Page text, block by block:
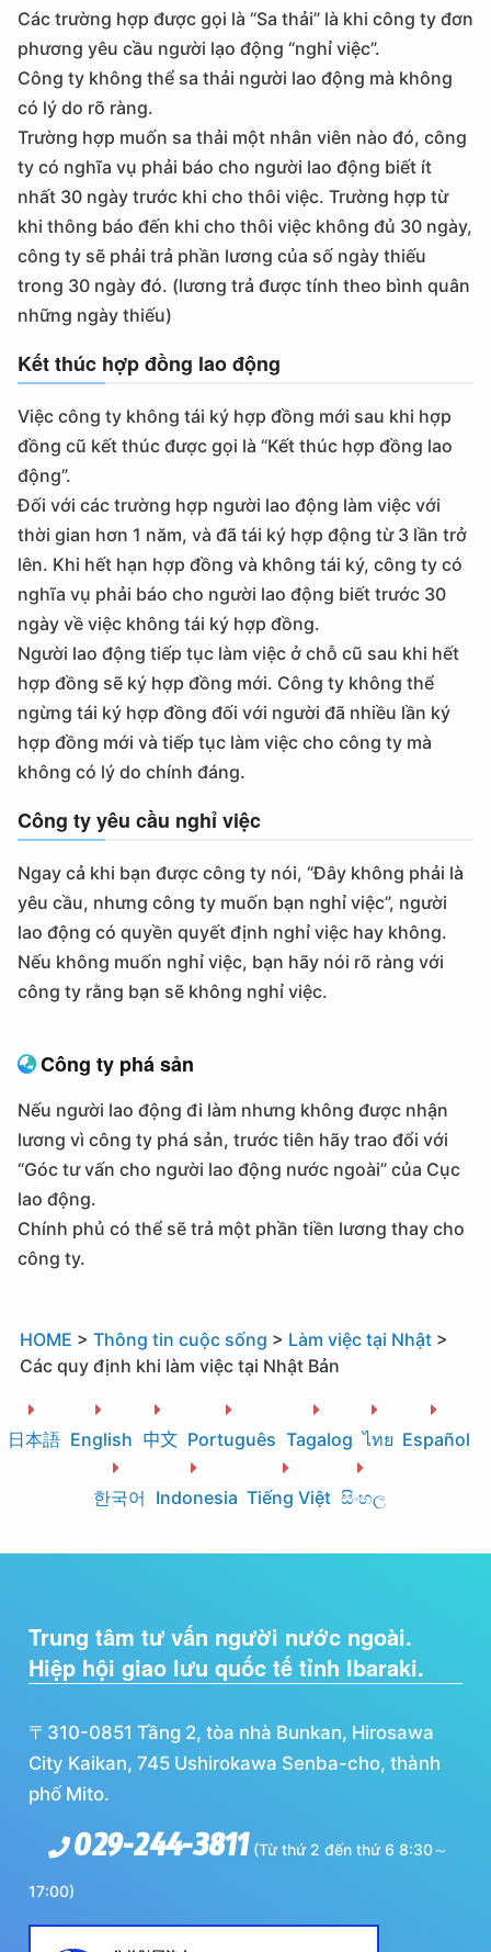
Các trường hợp được gọi là “Sa thải” là khi công ty đơn
phương yêu cầu người lạo động “nghỉ việc”.
Công ty không thể sa thải người lao động mà không
có lý do rõ ràng.
Trường hợp muốn sa thải một nhân viên nào đó, công
ty có nghĩa vụ phải báo cho người lao động biết ít
nhất 30 ngày trước khi cho thôi việc. Trường hợp từ
khi thông báo đến khi cho thôi việc không đủ 30 ngày,
công ty sẽ phải trả phần lương của số ngày thiếu
trong 30 ngày đó. (lương trả được tính theo bình quân
những ngày thiếu)
Kết thúc hợp đồng lao động
Việc công ty không tái ký hợp đồng mới sau khi hợp
đồng cũ kết thúc được gọi là “Kết thúc hợp đồng lao
động”.
Đối với các trường hợp người lao động làm việc với
thời gian hơn 1 năm, và đã tái ký hợp động từ 3 lần trở
lên. Khi hết hạn hợp đồng và không tái ký, công ty có
nghĩa vụ phải báo cho người lao động biết trước 30
ngày về việc không tái ký hợp đồng.
Người lao động tiếp tục làm việc ở chỗ cũ sau khi hết
hợp đồng sẽ ký hợp đồng mới. Công ty không thể
ngừng tái ký hợp đồng đối với người đã nhiều lần ký
hợp đồng mới và tiếp tục làm việc cho công ty mà
không có lý do chính đáng.
Công ty yêu cầu nghỉ việc
Ngay cả khi bạn được công ty nói, “Đây không phải là
yêu cầu, nhưng công ty muốn bạn nghỉ việc”, người
lao động có quyền quyết định nghỉ việc hay không.
Nếu không muốn nghỉ việc, bạn hãy nói rõ ràng với
công ty rằng bạn sẽ không nghỉ việc.
Công ty phá sản
Nếu người lao động đi làm nhưng không được nhận
lương vì công ty phá sản, trước tiên hãy trao đổi với
“Góc tư vấn cho người lao động nước ngoài” của Cục
lao động.
Chính phủ có thể sẽ trả một phần tiền lương thay cho
công ty.
HOME > Thông tin cuộc sống > Làm việc tại Nhật >
Các quy định khi làm việc tại Nhật Bản
日本語 English 中文 Português Tagalog ไทย Español
한국어 Indonesia Tiếng Việt සිංහල
Trung tâm tư vấn người nước ngoài.
Hiệp hội giao lưu quốc tế tỉnh Ibaraki.
〒310-0851 Tầng 2, tòa nhà Bunkan, Hirosawa
City Kaikan, 745 Ushirokawa Senba-cho, thành
phố Mito.
029-244-3811 (Từ thứ 2 đến thứ 6 8:30～
17:00)